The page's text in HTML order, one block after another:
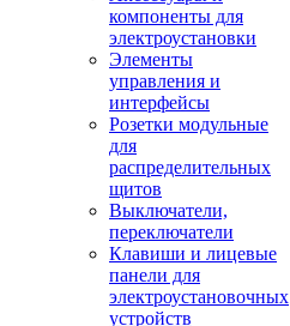
компоненты для
электроустановки
Элементы
управления и
интерфейсы
Розетки модульные
для
распределительных
щитов
Выключатели,
переключатели
Клавиши и лицевые
панели для
электроустановочных
устройств